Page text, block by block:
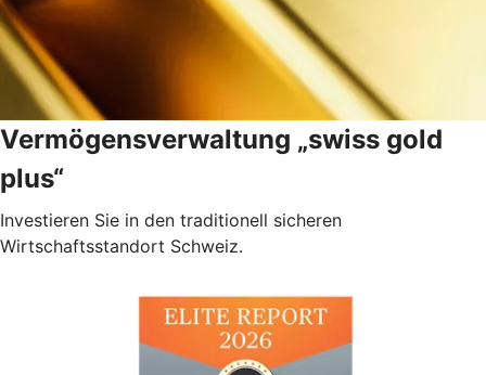
Vermögensverwaltung „swiss gold
plus“
Investieren Sie in den traditionell sicheren
Wirtschaftsstandort Schweiz.